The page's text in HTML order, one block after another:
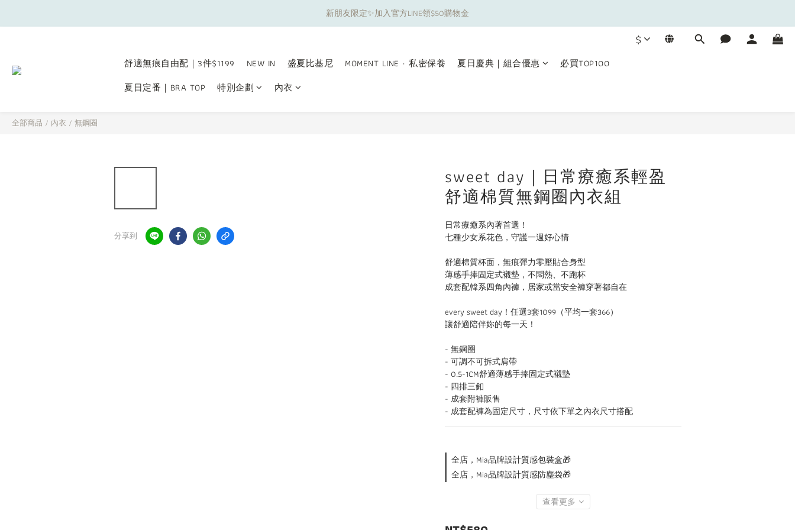
夏日舒適無痕｜3件$1199自由配專區
新朋友限定✨加入官方LINE領$50購物金
$
舒適無痕自由配｜3件$1199 NEW IN 盛夏比基尼 MOMENT LINE · 私密保養 夏日慶典｜組合優惠
必買TOP100
夏日定番｜BRA TOP
特別企劃 內衣
全部商品 / 內衣 / 無鋼圈
分享到
sweet day｜日常療癒系輕盈
舒適棉質無鋼圈內衣組
日常療癒系內著首選！
七種少女系花色，守護一週好心情
舒適棉質杯面，無痕彈力零壓貼合身型
薄感手捧固定式襯墊，不悶熱、不跑杯
成套配韓系四角內褲，居家或當安全褲穿著都自在
every sweet day！任選3套1099（平均一套366）
讓舒適陪伴妳的每一天！
- 無鋼圈
- 可調不可拆式肩帶
- 0.5-1CM舒適薄感手捧固定式襯墊
- 四排三釦
- 成套附褲販售
- 成套配褲為固定尺寸，尺寸依下單之內衣尺寸搭配
全店，Mia品牌設計質感包裝盒🎁
全店，Mia品牌設計質感防塵袋🎁
查看更多